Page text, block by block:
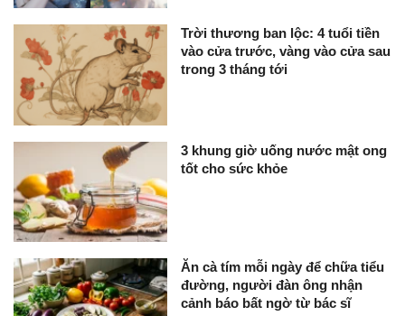
Trời thương ban lộc: 4 tuổi tiền
vào cửa trước, vàng vào cửa sau
trong 3 tháng tới
3 khung giờ uống nước mật ong
tốt cho sức khỏe
Ăn cà tím mỗi ngày để chữa tiểu
đường, người đàn ông nhận
cảnh báo bất ngờ từ bác sĩ